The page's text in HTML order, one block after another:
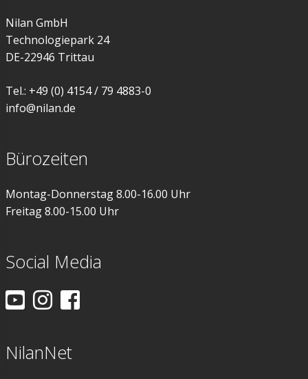
Nilan GmbH
Technologiepark 24
DE-22946 Trittau
Tel.: +49 (0) 4154 / 79 4883-0
info@nilan.de
Bürozeiten
Montag-Donnerstag 8.00-16.00 Uhr
Freitag 8.00-15.00 Uhr
Social Media
NilanNet